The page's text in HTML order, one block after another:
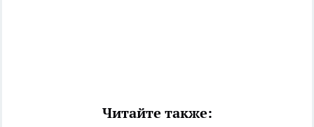
Читайте также: